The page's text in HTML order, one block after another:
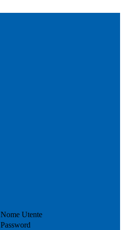
Nome Utente
Password